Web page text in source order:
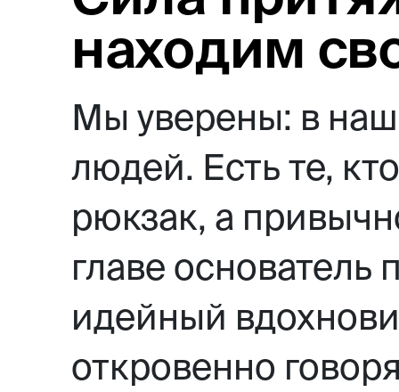
+7 925 836 16 98
info@powerofterritory.ru
Москва,
Большая Новодмитровская,
вход 10, 3 этаж, КП «Дизайн
находим
Мы уверены: в
людей. Есть те,
рюкзак, а
главе
идейный
откровенно